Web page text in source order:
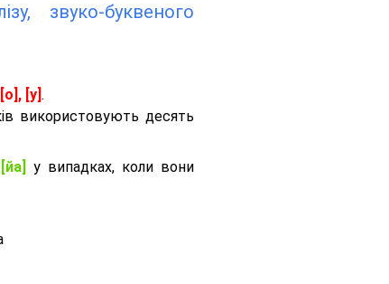
звуко-буквеного
[у] .
використовують десять
у випадках, коли вони